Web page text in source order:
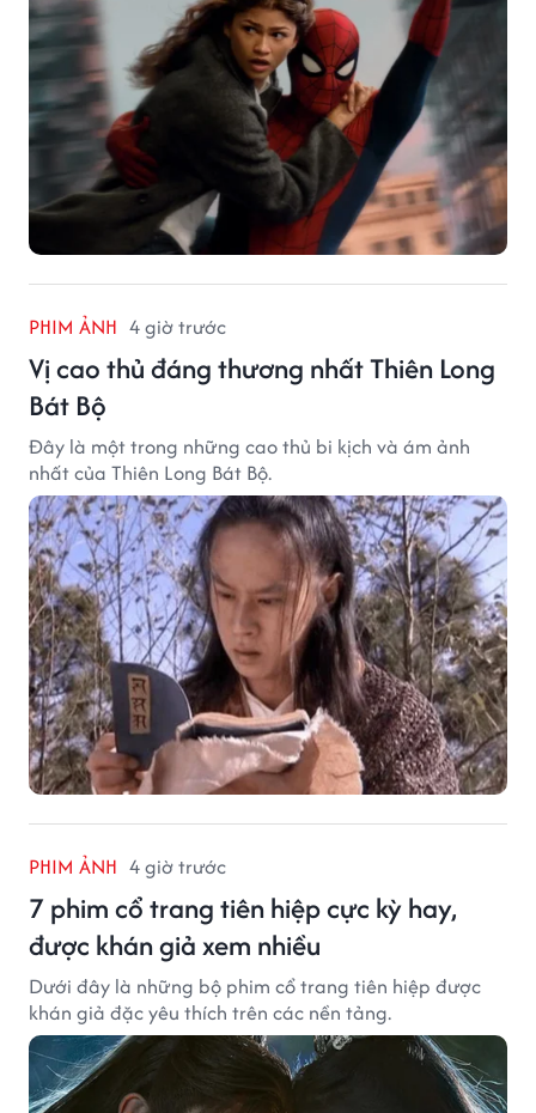
PHIM ẢNH 4 giờ trước
Vị cao thủ đáng thương nhất Thiên Long
Bát Bộ
Đây là một trong những cao thủ bi kịch và ám ảnh
nhất của Thiên Long Bát Bộ.
PHIM ẢNH 4 giờ trước
7 phim cổ trang tiên hiệp cực kỳ hay,
được khán giả xem nhiều
Dưới đây là những bộ phim cổ trang tiên hiệp được
khán giả đặc yêu thích trên các nền tảng.